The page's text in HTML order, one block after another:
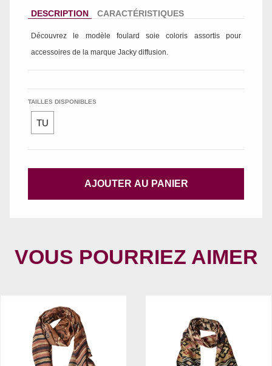
DESCRIPTION CARACTÉRISTIQUES
Découvrez le modèle foulard soie coloris assortispour
accessoires de la marque Jacky diffusion
TAILLES DISPONIBLES
TU
AJOUTER AU PANIER
VOUS POURRIEZ AIMER